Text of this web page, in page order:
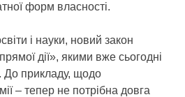
форм власності.
і науки, новий закон
дії», якими вже сьогодні
До прикладу, щодо
– тепер не потрібна довга